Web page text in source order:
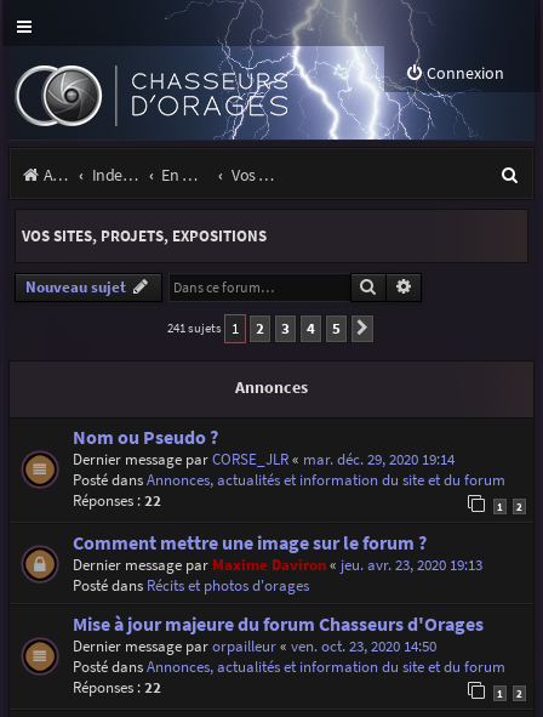
Connexion
Accueil Index du forum En marge des orages Vos sites, projets, expositions
e
r
VOS SITES, PROJETS, EXPOSITIONS
Nouveau sujet Rechercher
241 sujets 1 2 3 4 5
Annonces
Nom ou Pseudo ?
Dernier message parCORSE_JLR« mar. déc. 29, 2020 19:14
Posté dansAnnonces, actualités et information du site et du forum
Réponses :22 1 2
Comment mettre une image sur le forum ?
Dernier message par Maxime Daviron« jeu. avr. 23, 2020 19:13
Posté dans Récits et photos d'orages
Mise à jour majeure du forum Chasseurs d'Orages
Dernier message parorpailleur« ven. oct. 23, 2020 14:50
Posté dansAnnonces, actualités et information du site et du forum
Réponses :22 1 2